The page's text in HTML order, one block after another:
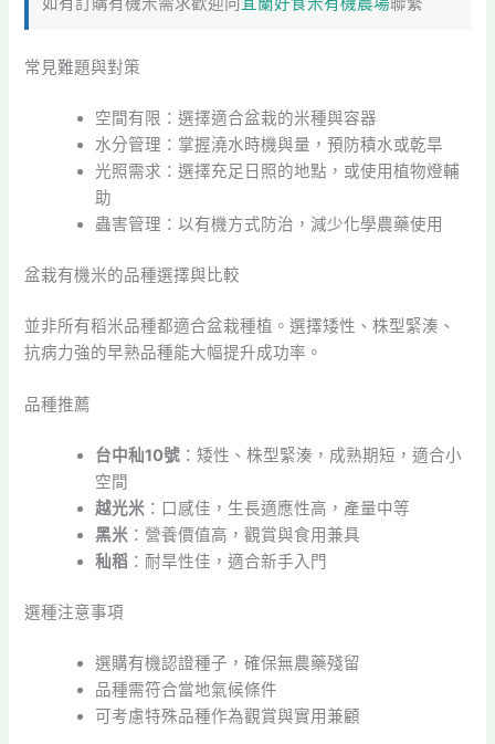
常見難題與對策
空間有限：選擇適合盆栽的米種與容器
水分管理：掌握澆水時機與量，預防積水或乾旱
光照需求：選擇充足日照的地點，或使用植物燈輔
助
蟲害管理：以有機方式防治，減少化學農藥使用
盆栽有機米的品種選擇與比較
並非所有稻米品種都適合盆栽種植。選擇矮性、株型緊湊、
抗病力強的早熟品種能大幅提升成功率。
品種推薦
台中秈10號 ：矮性、株型緊湊，成熟期短，適合小
空間
越光米 ：口感佳，生長適應性高，產量中等
黑米 ：營養價值高，觀賞與食用兼具
秈稻 ：耐旱性佳，適合新手入門
選種注意事項
選購有機認證種子，確保無農藥殘留
品種需符合當地氣候條件
可考慮特殊品種作為觀賞與實用兼顧